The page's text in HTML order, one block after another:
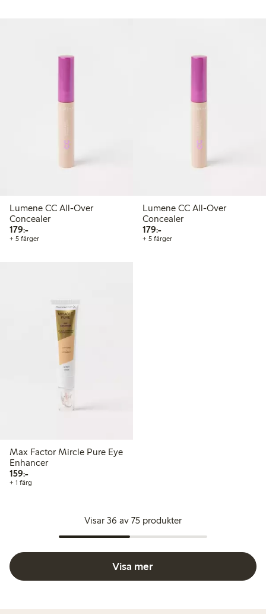
Lumene CC All-Over
Concealer
179:-179,00 kr
+ 5 färger
Lumene CC All-Over
Concealer
179:-179,00 kr
+ 5 färger
Max Factor Mircle Pure Eye
Enhancer
159:-159,00 kr
+ 1 färg
Visar 36 av 75 produkter
Visa mer